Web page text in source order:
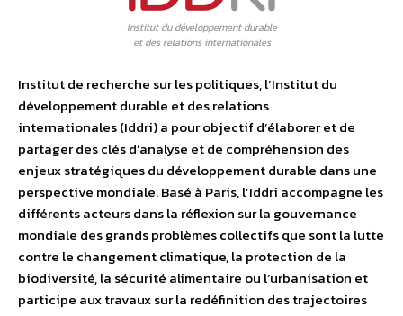
Institut du développement durable
et des relations internationales
Institut de recherche sur les politiques, l’Institut du
développement durable et des relations
internationales (Iddri) a pour objectif d’élaborer et de
partager des clés d’analyse et de compréhension des
enjeux stratégiques du développement durable dans une
perspective mondiale. Basé à Paris, l’Iddri accompagne les
différents acteurs dans la réflexion sur la gouvernance
mondiale des grands problèmes collectifs que sont la lutte
contre le changement climatique, la protection de la
biodiversité, la sécurité alimentaire ou l’urbanisation et
participe aux travaux sur la redéfinition des trajectoires